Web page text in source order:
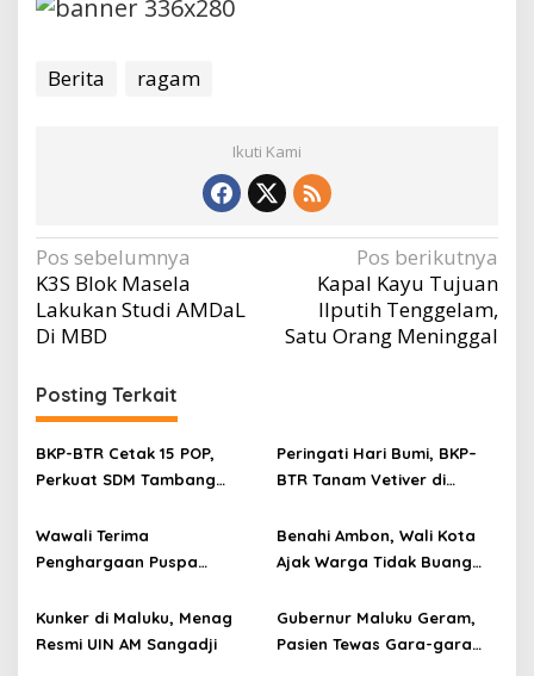
Berita ragam
Ikuti Kami
Navigasi
pos
Pos sebelumnya
K3S Blok Masela
Lakukan Studi AMDaL
Di MBD
Pos berikutnya
Kapal Kayu Tujuan
Ilputih Tenggelam,
Satu Orang Meninggal
Posting Terkait
BKP-BTR Cetak 15 POP,
Perkuat SDM Tambang
Peringati Hari Bumi, BKP–
BTR Tanam Vetiver di
Wawali Terima
Penghargaan Puspa
bagi Perempuan Ambon
Benahi Ambon, Wali Kota
Ajak Warga Tidak Buang
Kunker di Maluku, Menag
Resmi UIN AM Sangadji
Gubernur Maluku Geram,
Pasien Tewas Gara-gara